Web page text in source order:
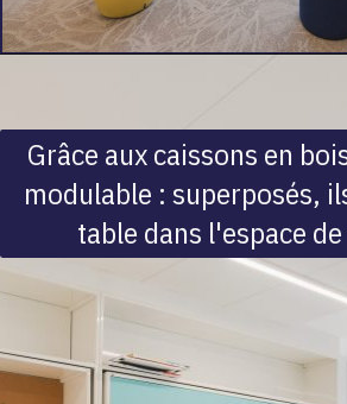
Grâce aux caissons en
modulable : superposés,
table dans l'espace